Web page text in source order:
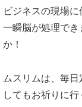
ビジネスの現場
一瞬脳が処理で
か！
ムスリムは、毎
してもお祈りに行